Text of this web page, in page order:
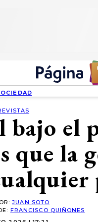
el
que la
JUAN SOTO
FRANCISCO QUIÑONES